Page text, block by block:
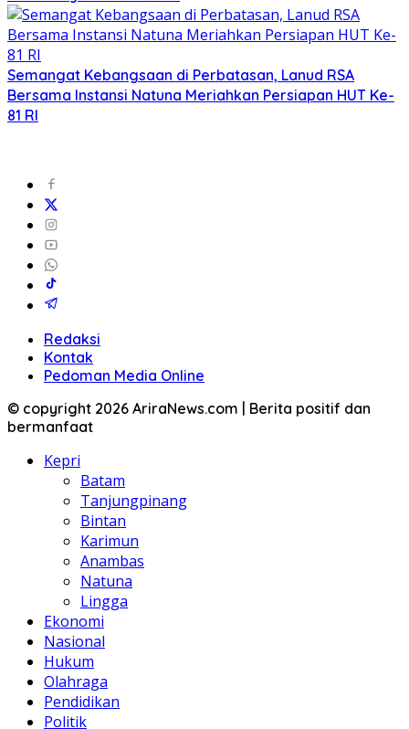
Semangat Kebangsaan di Perbatasan, Lanud RSA
Bersama Instansi Natuna Meriahkan Persiapan HUT Ke-
81 RI
Redaksi
Kontak
Pedoman Media Online
© copyright 2026 AriraNews.com | Berita positif dan
bermanfaat
Kepri
Batam
Tanjungpinang
Bintan
Karimun
Anambas
Natuna
Lingga
Ekonomi
Nasional
Hukum
Olahraga
Pendidikan
Politik